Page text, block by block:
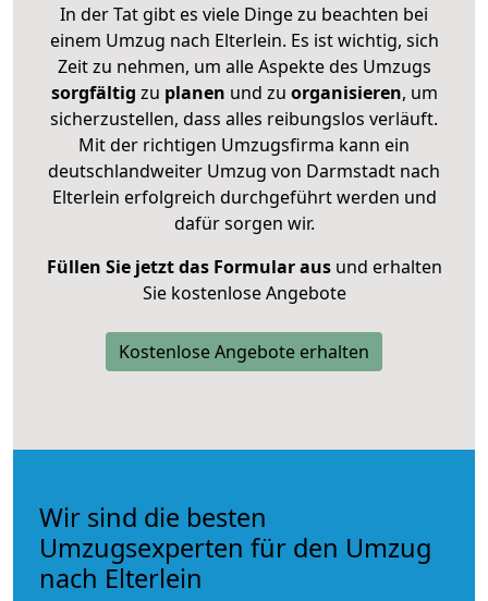
In der Tat gibt es viele Dinge zu beachten bei
einem Umzug nach Elterlein. Es ist wichtig, sich
Zeit zu nehmen, um alle Aspekte des Umzugs
sorgfältig zu planen und zu organisieren, um
sicherzustellen, dass alles reibungslos verläuft.
Mit der richtigen Umzugsfirma kann ein
deutschlandweiter Umzug von Darmstadt nach
Elterlein erfolgreich durchgeführt werden und
dafür sorgen wir.
Füllen Sie jetzt das Formular ausund erhalten
Sie kostenlose Angebote
Kostenlose Angebote erhalten
Wir sind die besten
Umzugsexperten für den Umzug
nach Elterlein